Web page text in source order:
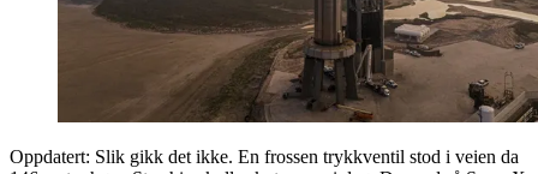
Oppdatert: Slik gikk det ikke. En frossen trykkventil stod i veien da